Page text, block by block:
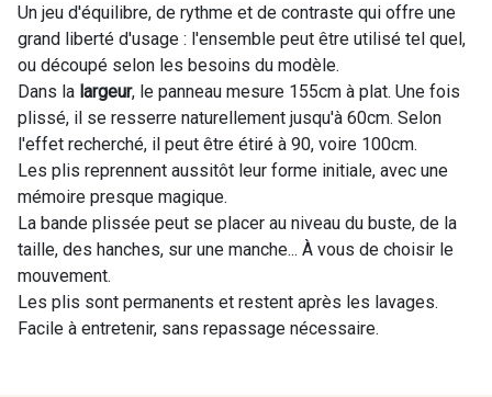
Un jeu d'équilibre, de rythme et de contraste qui offre une
grand liberté d'usage : l'ensemble peut être utilisé tel quel,
ou découpé selon les besoins du modèle.
Dans la largeur, le panneau mesure 155cm à plat. Une fois
plissé, il se resserre naturellement jusqu'à 60cm. Selon
l'effet recherché, il peut être étiré à 90, voire 100cm.
Les plis reprennent aussitôt leur forme initiale, avec une
mémoire presque magique.
La bande plissée peut se placer au niveau du buste, de la
taille, des hanches, sur une manche... À vous de choisir le
mouvement.
Les plis sont permanents et restent après les lavages.
Facile à entretenir, sans repassage nécessaire.